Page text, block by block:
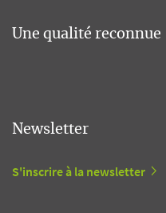
Une qualité reconnue
Newsletter
S'inscrire à la newsletter